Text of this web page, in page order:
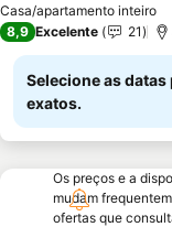
Casa/apartamento inteiro
8,9 Excelente 21
Selecione as
exatos.
Os preços e a
mudam
ofertas que